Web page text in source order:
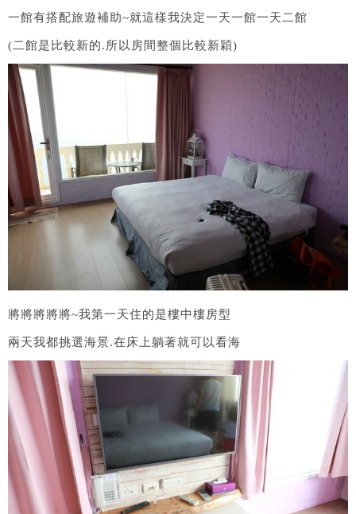
一館有搭配旅遊補助~就這樣我決定一天一館一天二館
(二館是比較新的.所以房間整個比較新穎)
將將將將將~我第一天住的是樓中樓房型
兩天我都挑選海景.在床上躺著就可以看海